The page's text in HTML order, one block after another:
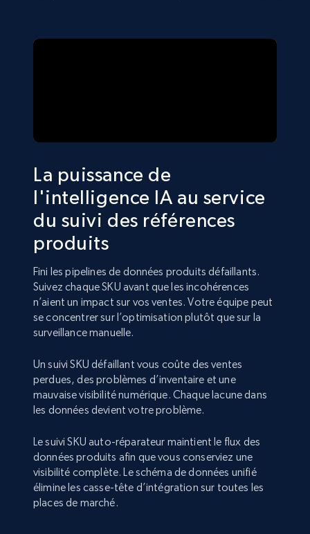
La puissance de
l'intelligence IA au service
du suivi des références
produits
Fini les pipelines de données produits défaillants.
Suivez chaque SKU avant que les incohérences
n’aient un impact sur vos ventes. Votre équipe peut
se concentrer sur l’optimisation plutôt que sur la
surveillance manuelle.
Un suivi SKU défaillant vous coûte des ventes
perdues, des problèmes d’inventaire et une
mauvaise visibilité numérique. Chaque lacune dans
les données devient votre problème.
Le suivi SKU auto-réparateur maintient le flux des
données produits afin que vous conserviez une
visibilité complète. Le schéma de données unifié
élimine les casse-tête d’intégration sur toutes les
places de marché.